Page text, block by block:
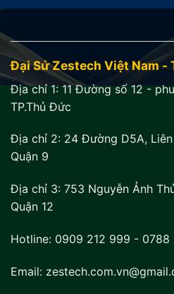
Đại Sứ Zestech Việt Nam -
Địa chỉ 1: 11 Đường số 12 -
TP.Thủ Đức
Địa chỉ 2: 24 Đường D5A,
Quận 9
Địa chỉ 3: 753 Nguyễn Ảnh
Quận 12
Hotline: 0909 212 999 - 0788
Email: